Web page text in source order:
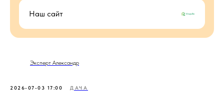
Наш сайт
Эксперт Александр
2026-07-03 17:00 ДАЧА